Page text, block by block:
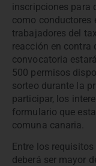
inscripciones para
como conductores
trabajadores del
reacción en contra
convocatoria
500 permisos
sorteo durante la
participar, los
formulario que
comuna canaria.
Entre los
deberá ser mayor